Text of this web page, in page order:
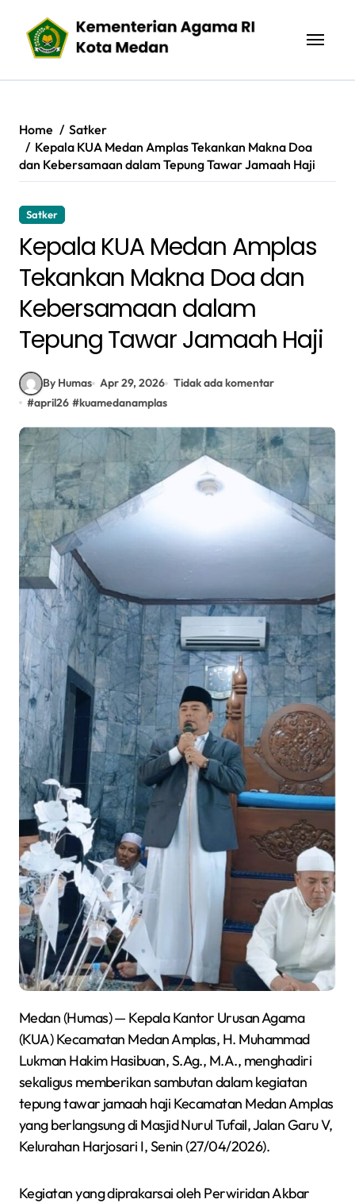
content
Home
Satker
Kepala KUA Medan Amplas Tekankan Makna Doa
dan Kebersamaan dalam Tepung Tawar Jamaah Haji
Satker
Kepala KUA Medan Amplas
Tekankan Makna Doa dan
Kebersamaan dalam
Tepung Tawar Jamaah Haji
By Humas Apr 29, 2026 Tidak ada komentar
#april26 #kuamedanamplas
Medan (Humas) — Kepala Kantor Urusan Agama
(KUA) Kecamatan Medan Amplas, H. Muhammad
Lukman Hakim Hasibuan, S.Ag., M.A., menghadiri
sekaligus memberikan sambutan dalam kegiatan
tepung tawar jamaah haji Kecamatan Medan Amplas
yang berlangsung di Masjid Nurul Tufail, Jalan Garu V,
Kelurahan Harjosari I, Senin (27/04/2026).
Kegiatan yang diprakarsai oleh Perwiridan Akbar